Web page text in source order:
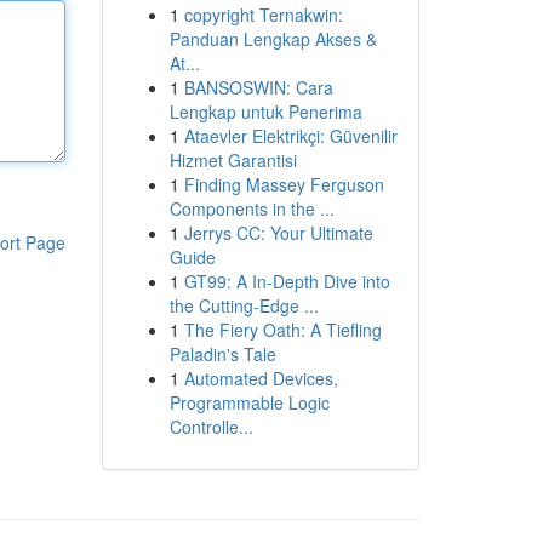
Page
1 copyright Ternakwin:
Panduan Lengkap Akses &
At...
1 BANSOSWIN: Cara
Lengkap untuk Penerima
1 Ataevler Elektrikçi: Güvenilir
Hizmet Garantisi
1 Finding Massey Ferguson
Components in the ...
1 Jerrys CC: Your Ultimate
Guide
1 GT99: A In-Depth Dive into
the Cutting-Edge ...
1 The Fiery Oath: A Tiefling
Paladin's Tale
1 Automated Devices,
Programmable Logic
Controlle...